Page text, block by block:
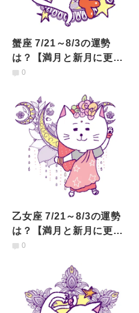
蟹座 7/21～8/3の運勢
は？【満月と新月に更
新！インド占星術】
0
乙女座 7/21～8/3の運勢
は？【満月と新月に更
新！インド占星術】
0